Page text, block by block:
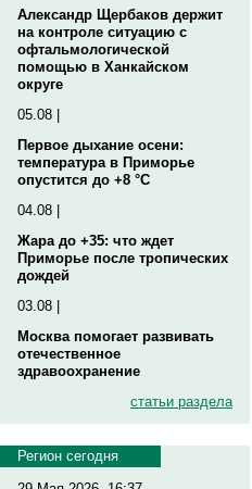
Александр Щербаков держит
на контроле ситуацию с
офтальмологической
помощью в Ханкайском
округе
05.08 |
Первое дыхание осени:
температура в Приморье
опустится до +8 °C
04.08 |
Жара до +35: что ждет
Приморье после тропических
дождей
03.08 |
Москва помогает развивать
отечественное
здравоохранение
статьи раздела
Регион сегодня